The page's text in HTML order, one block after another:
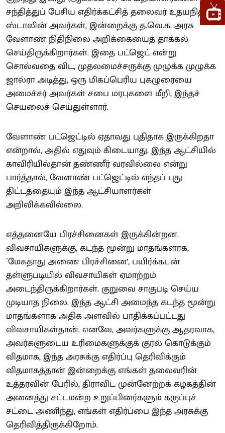
சந்தித்துப் பேசிய எதிர்க்கட்சித் தலைவர் உதயநிதி
ஸ்டாலின் அவர்கள், இன்றைக்கு த.வெ.க. அரசு
வேளாண் நிதிநிலை அறிக்கையைத் தாக்கல்
செய்திருக்கிறார்கள். இதை பட்ஜெட் என்று
சொல்வதை விட, முதலமைச்சருக்கு முழுக்க முழுக்க
ஜால்ரா அடித்து, ஒரு மிகப்பெரிய புகழுரையை
அமைச்சர் அவர்கள் சபை மரபுகளை மீறி, இந்தச்
செயலைச் செய்துள்ளார்.
வேளாண் பட்ஜெட்டில் ஏதாவது புதிதாக இருக்கிறதா
என்றால், அதில் எதுவும் கிடையாது. இந்த ஆட்சியில்
காவிரியில்தான் தண்ணீர் வரவில்லை என்று
பார்த்தால், வேளாண் பட்ஜெட்டில் எந்தப் புது
திட்டத்தையும் இந்த ஆட்சியாளர்கள்
அறிவிக்கவில்லை.
எத்தனையே பிரச்சினைகள் இருக்கின்றன.
விவசாயிகளுக்கு, கடந்த மூன்று மாதங்களாக,
`மேகதாது அணை பிரச்சினை’, பயிர்க்கடன்
தள்ளுபடியில் விவசாயிகள் ஏமாற்றம்
அடைந்திருக்கிறார்கள். குறுவை சாகுபடி செய்ய
முடியாத நிலை. இந்த ஆட்சி அமைந்த கடந்த மூன்று
மாதங்களாக அதிக அளவில் பாதிக்கப்பட்டது
விவசாயிகள்தான். எனவே, அவர்களுக்கு ஆதரவாக,
அவர்களுடைய உரிமைகளுக்குக் குரல் கொடுக்கும்
விதமாக, இந்த அரசுக்கு எதிர்ப்பு தெரிவிக்கும்
விதமாகத்தான் இன்றைக்கு எங்கள் தலைவரின்
உத்தரவின் பேரில், திராவிட முன்னேற்றக் கழகத்தின்
அனைத்து சட்டமன்ற உறுப்பினர்களும் கருப்புச்
சட்டை அணிந்து, எங்கள் எதிர்ப்பை இந்த அரசுக்கு
தெரிவித்திருக்கிறோம்.